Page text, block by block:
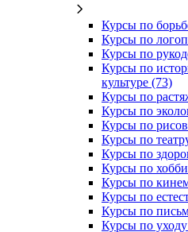
Курсы по
Курсы по
Курсы по
Курсы по
культуре (73)
Курсы по
Курсы по
Курсы по
Курсы по
Курсы по
Курсы по
Курсы по
Курсы по
Курсы по
Курсы по